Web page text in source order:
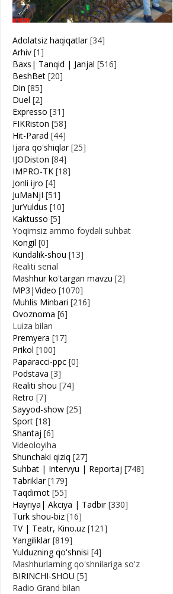
Adolatsiz haqiqatlar [34]
Arhiv [1]
Baxs| Tanqid | Janjal [516]
BeshBet [20]
Din [85]
Duel [2]
Expresso [31]
FIKRiston [58]
Hit-Parad [44]
Ijara qo'shiqlar [25]
IJODiston [84]
IMPRO-TK [18]
Jonli ijro [4]
JuMaNjI [51]
JurYuldus [10]
Kaktusso [5]
Yoqimsiz ammo foydali suhbat
Kongil [0]
Kundalik-shou [13]
Realiti serial
Mashhur ko'targan mavzu [2]
MP3|Video [1070]
Muhlis Minbari [216]
Ovoznoma [6]
Luiza bilan
Premyera [17]
Prikol [100]
Paparacci-ppc [0]
Podstava [3]
Realiti shou [74]
Retro [7]
Sayyod-show [25]
Sport [18]
Shantaj [6]
Videoloyiha
Shunchaki qiziq [27]
Suhbat | Intervyu | Reportaj [748]
Tabriklar [179]
Taqdimot [55]
Hayriya| Akciya | Tadbir [330]
Turk shou-biz [16]
TV | Teatr, Kino.uz [121]
Yangiliklar [819]
Yulduzning qo'shnisi [4]
Mashhurlarning qo'shnilariga so'z
BIRINCHI-SHOU [5]
Radio Grand bilan